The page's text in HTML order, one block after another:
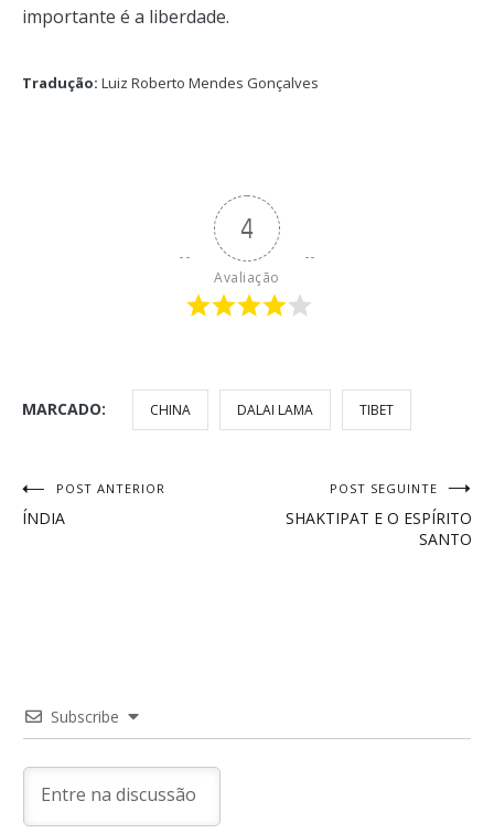
importante é a liberdade.
Tradução: Luiz Roberto Mendes Gonçalves
4
Avaliação
MARCADO: CHINA DALAI LAMA TIBET
Navegação
de
POST ANTERIOR
ÍNDIA
POST SEGUINTE
SHAKTIPAT E O ESPÍRITO
SANTO
Subscribe